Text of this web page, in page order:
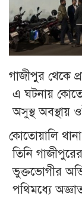
গাজীপুর থেকে
এ ঘটনায়
অসুস্থ অবস্থায়
কোতোয়ালি
তিনি
ভুক্তভোগীর
পথিমধ্যে